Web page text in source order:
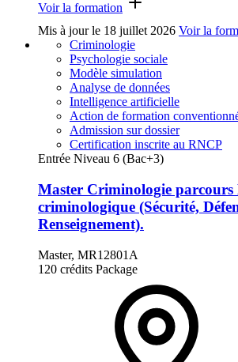
Voir la formation
Mis à jour le 18 juillet 2026 Voir la
Criminologie
Psychologie sociale
Modèle simulation
Analyse de données
Intelligence artificielle
Action de formation
Admission sur dossier
Certification inscrite au RNCP
Entrée Niveau 6 (Bac+3)
Master Criminologie parcours
criminologique (Sécurité,
Renseignement).
Master, MR12801A
120 crédits Package